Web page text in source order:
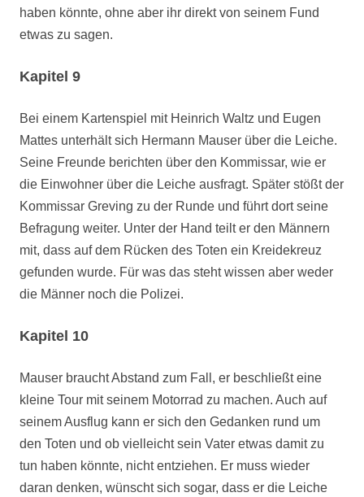
haben könnte, ohne aber ihr direkt von seinem Fund
etwas zu sagen.
Kapitel 9
Bei einem Kartenspiel mit Heinrich Waltz und Eugen
Mattes unterhält sich Hermann Mauser über die Leiche.
Seine Freunde berichten über den Kommissar, wie er
die Einwohner über die Leiche ausfragt. Später stößt der
Kommissar Greving zu der Runde und führt dort seine
Befragung weiter. Unter der Hand teilt er den Männern
mit, dass auf dem Rücken des Toten ein Kreidekreuz
gefunden wurde. Für was das steht wissen aber weder
die Männer noch die Polizei.
Kapitel 10
Mauser braucht Abstand zum Fall, er beschließt eine
kleine Tour mit seinem Motorrad zu machen. Auch auf
seinem Ausflug kann er sich den Gedanken rund um
den Toten und ob vielleicht sein Vater etwas damit zu
tun haben könnte, nicht entziehen. Er muss wieder
daran denken, wünscht sich sogar, dass er die Leiche